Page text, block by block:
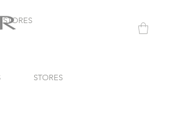
STORES
STORES